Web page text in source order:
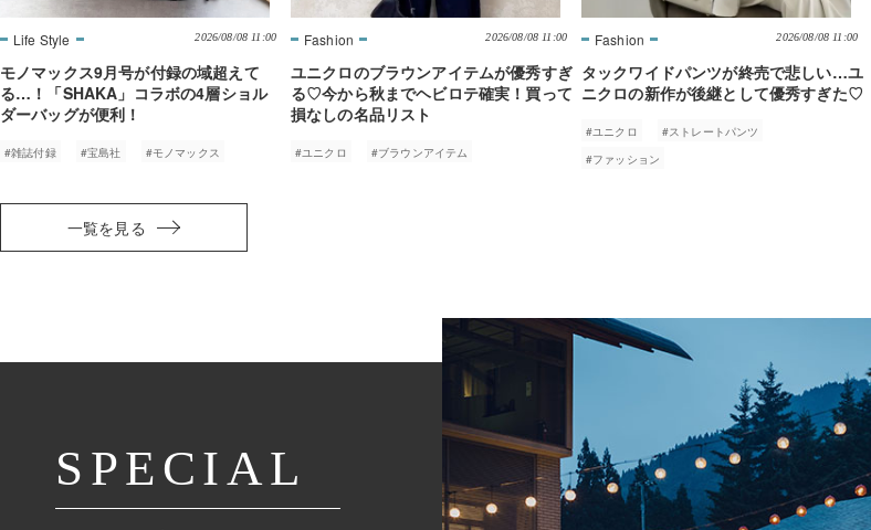
2026/08/08 11:00
モノマックス9月号が付録の域超えて
る…！「SHAKA」コラボの4層ショル
ダーバッグが便利！
#雑誌付録 #宝島社 #モノマックス
2026/08/08 11:00
ユニクロのブラウンアイテムが優秀すぎ
る♡今から秋までヘビロテ確実！買って
損なしの名品リスト
#ユニクロ #ブラウンアイテム
2026/08/08 11:00
タックワイドパンツが終売で悲しい…ユ
ニクロの新作が後継として優秀すぎた♡
#ユニクロ
#ストレートパンツ
#ファッション
一覧を見る
SPECIAL